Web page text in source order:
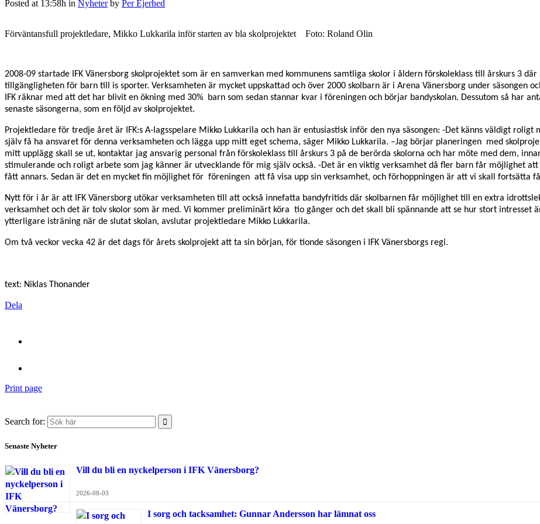
Posted at 13:58h in Nyheter by Per Ejerhed
Förväntansfull projektledare, Mikko Lukkarila inför starten av bla skolprojektet Foto: Roland Olin
2008-09 startade IFK Vänersborg skolprojektet som är en samverkan med kommunens samtliga skolor i åldern förskoleklass till årskurs 3
tillgängligheten för barn till is sporter. Verksamheten är mycket uppskattad och över 2000 skolbarn är i Arena Vänersborg under säsongen
IFK räknar med att det har blivit en ökning med 30% barn som sedan stannar kvar i föreningen och börjar bandyskolan. Dessutom så har
senaste säsongerna, som en följd av skolprojektet.
Projektledare för tredje året är IFK:s A-lagsspelare Mikko Lukkarila och han är entusiastisk inför den nya säsongen: -Det känns väldigt
själv få ha ansvaret för denna verksamheten och lägga upp mitt eget schema, säger Mikko Lukkarila. –Jag börjar planeringen med
mitt upplägg skall se ut, kontaktar jag ansvarig personal från förskoleklass till årskurs 3 på de berörda skolorna och har möte med dem,
stimulerande och roligt arbete som jag känner är utvecklande för mig själv också. -Det är en viktig verksamhet då fler barn får möjlighet att
fått annars. Sedan är det en mycket fin möjlighet för föreningen att få visa upp sin verksamhet, och förhoppningen är att vi skall fortsätta
Nytt för i år är att IFK Vänersborg utökar verksamheten till att också innefatta bandyfritids där skolbarnen får möjlighet till en extra
verksamhet och det är tolv skolor som är med. Vi kommer preliminärt köra tio gånger och det skall bli spännande att se hur stort
ytterligare isträning när de slutat skolan, avslutar projektledare Mikko Lukkarila.
Om två veckor vecka 42 är det dags för årets skolprojekt att ta sin början, för tionde säsongen i IFK Vänersborgs regi.
text: Niklas Thonander
Dela
Print page
Search for:
Senaste Nyheter
Vill du bli en nyckelperson i IFK Vänersborg?
2026-08-03
I sorg och tacksamhet: Gunnar Andersson har lämnat oss